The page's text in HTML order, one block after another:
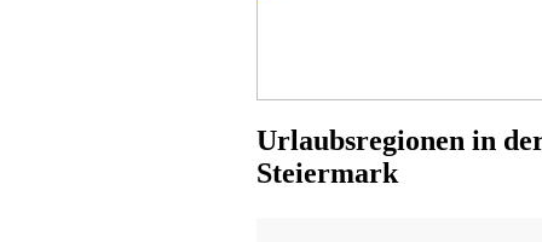
Urlaubsregionen in
Steiermark